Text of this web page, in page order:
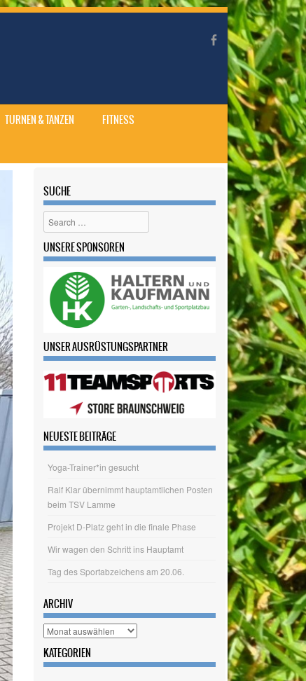
TURNEN & TANZEN
FITNESS
SUCHE
Search
UNSERE SPONSOREN
UNSER AUSRÜSTUNGSPARTNER
NEUESTE BEITRÄGE
beim TSV Lamme
Projekt D-Platz geht in die finale Phase
Wir wagen den Schritt ins Hauptamt
Tag des Sportabzeichens am 20.06.